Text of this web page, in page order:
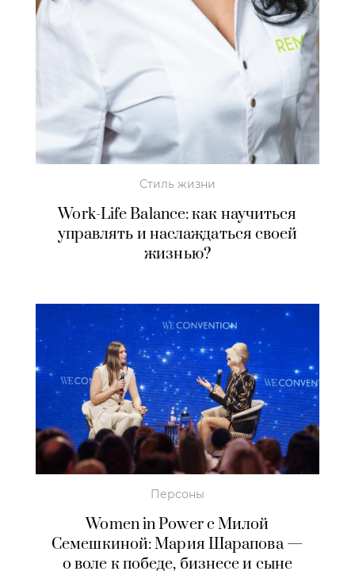
Стиль жизни
Work-Life Balance: как научиться
управлять и наслаждаться своей
жизнью?
Персоны
Women in Power c Милой
Семешкиной: Мария Шарапова —
о воле к победе, бизнесе и сыне